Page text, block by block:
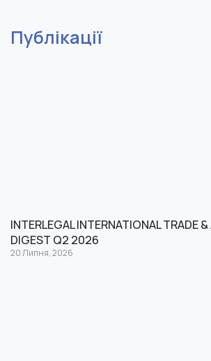
Публікації
INTERLEGAL INTERNATIONAL TRADE
DIGEST Q2 2026
20 Липня, 2026